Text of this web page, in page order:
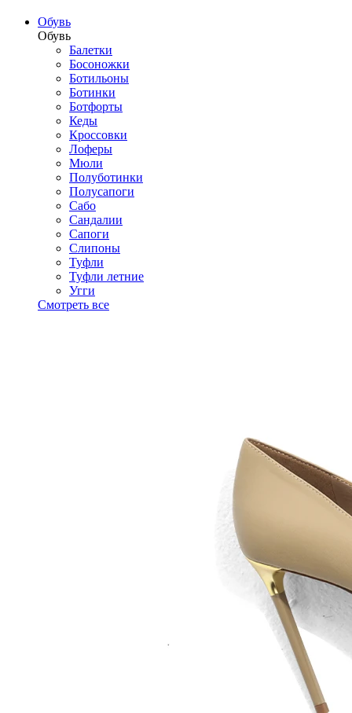
Обувь
Обувь
Балетки
Босоножки
Ботильоны
Ботинки
Ботфорты
Кеды
Кроссовки
Лоферы
Мюли
Полуботинки
Полусапоги
Сабо
Сандалии
Сапоги
Слипоны
Туфли
Туфли летние
Угги
Смотреть все